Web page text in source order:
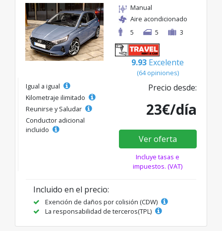
Manual
Aire acondicionado
5
5 3
9.93 Excelente
(64 opiniones)
Igual a igual
Kilometraje ilimitado
Reunirse y Saludar
Conductor adicional
incluido
Precio desde:
23€/día
Ver oferta
Incluye tasas e
impuestos. (VAT)
Incluido en el precio:
Exención de daños por colisión (CDW)
La responsabilidad de terceros(TPL)